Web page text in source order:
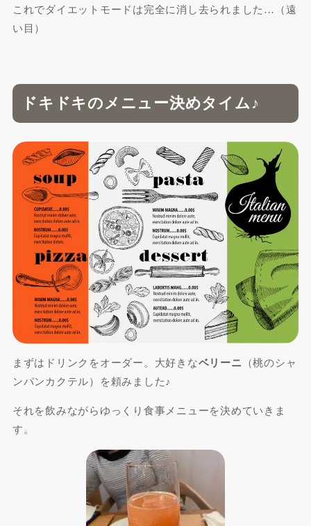
これでダイエットモードは完全に消し去られました…（遠
い目）
ドキドキのメニュー決めタイム♪
まずはドリンクをオーダー。大好きなベリーニ
（桃のシャ
ンパンカクテル）を頼みました♪
それを飲みながらゆっくり食事メニューを決めていきま
す。